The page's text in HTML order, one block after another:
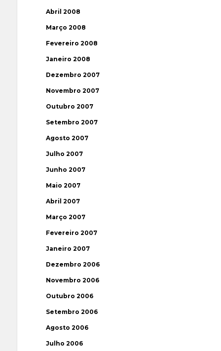
Abril 2008
Março 2008
Fevereiro 2008
Janeiro 2008
Dezembro 2007
Novembro 2007
Outubro 2007
Setembro 2007
Agosto 2007
Julho 2007
Junho 2007
Maio 2007
Abril 2007
Março 2007
Fevereiro 2007
Janeiro 2007
Dezembro 2006
Novembro 2006
Outubro 2006
Setembro 2006
Agosto 2006
Julho 2006